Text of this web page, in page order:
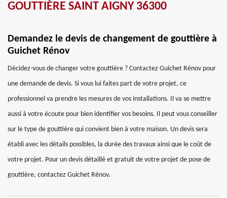
GOUTTIÈRE SAINT AIGNY 36300
Demandez le devis de changement de gouttière à
Guichet Rénov
Décidez-vous de changer votre gouttière ? Contactez Guichet Rénov pour
une demande de devis. Si vous lui faites part de votre projet, ce
professionnel va prendre les mesures de vos installations. Il va se mettre
aussi à votre écoute pour bien identifier vos besoins. Il peut vous conseiller
sur le type de gouttière qui convient bien à votre maison. Un devis sera
établi avec les détails possibles, la durée des travaux ainsi que le coût de
votre projet. Pour un devis détaillé et gratuit de votre projet de pose de
gouttière, contactez Guichet Rénov.